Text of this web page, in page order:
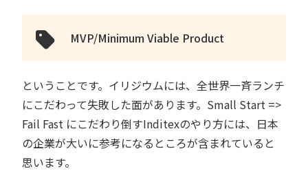
MVP/Minimum Viable Product
ということです。イリジウムには、全世界一斉ランチ
にこだわって失敗した面があります。Small Start =>
Fail Fast にこだわり倒すInditexのやり方には、日本
の企業が大いに参考になるところが含まれていると
思います。